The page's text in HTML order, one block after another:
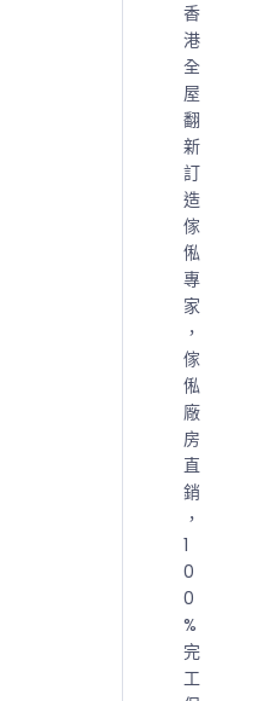
香
港
全
屋
翻
新
訂
造
傢
俬
專
家
，
傢
俬
廠
房
直
銷
，
1
0
0
%
完
工